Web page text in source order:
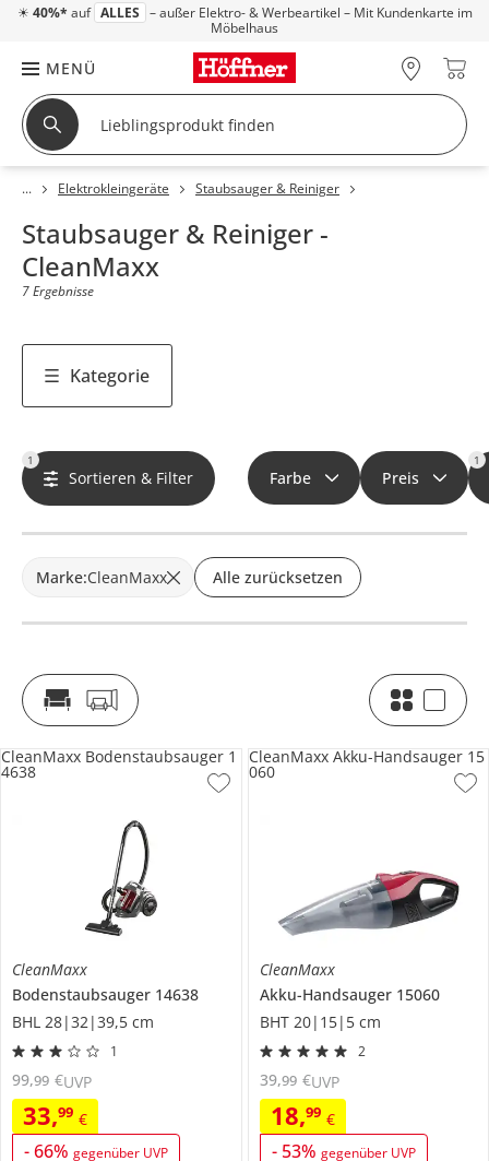
☀ 40%* auf ALLES – außer Elektro- & Werbeartikel – Mit Kundenkarte im
Möbelhaus
MENÜ
Elektrokleingeräte Staubsauger & Reiniger
Staubsauger & Reiniger -
CleanMaxx
7 Ergebnisse
Kategorie
1
Sortieren & Filter Farbe Preis
1
Marke:CleanMaxx Alle zurücksetzen
CleanMaxx
Bodenstaubsauger 14638
BHL 28|32|39,5 cm
1
33,99 €
-66% gegenüber UVP
99,99 €UVP
CleanMaxx Bodenstaubsauger 1
4638
CleanMaxx
Akku-Handsauger 15060
BHT 20|15|5 cm
2
18,99 €
- 53% gegenüber UVP
39,99 €UVP
CleanMaxx Akku-Handsauger 15
060